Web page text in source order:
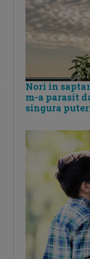
Nori in
m-a parasit
singura